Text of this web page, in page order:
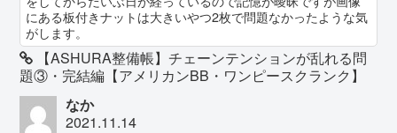
にある板付きナットは大きいやつ2枚で問題なかったような気
がします。
【ASHURA整備帳】チェーンテンションが乱れる問
題③・完結編【アメリカンBB・ワンピースクランク】
なか
2021.11.14